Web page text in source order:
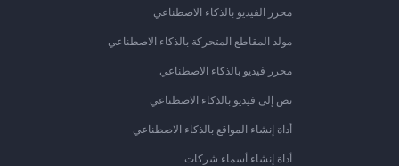
محرر الفيديو بالذكاء الاصطناعي
مولد المقاطع المتحركة بالذكاء الاصطناعي
محرر فيديو بالذكاء الاصطناعي
نص إلى فيديو بالذكاء الاصطناعي
أداة إنشاء المواقع بالذكاء الاصطناعي
أداة إنشاء أسماء شركات